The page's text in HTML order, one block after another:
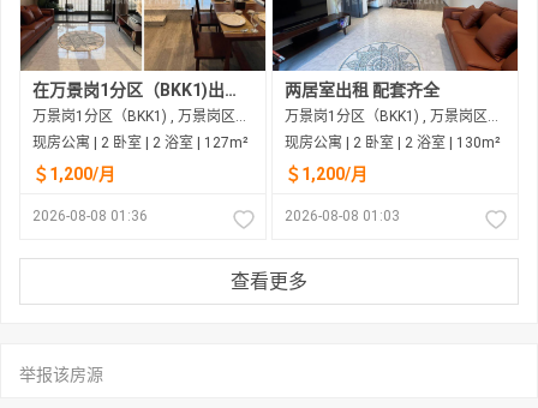
在万景岗1分区（BKK1)出租的现房公寓
万景岗1分区（BKK1) , 万景岗区（BKK) , 金边市
现房公寓 | 2 卧室 | 2 浴室 | 127m²
＄1,200/月
2026-08-08 01:36
两居室出租 配套齐全
万景岗1分区（BKK1) , 万景岗区（BKK) , 金边市
现房公寓 | 2 卧室 | 2 浴室 | 130m²
＄1,200/月
2026-08-08 01:03
查看更多
举报该房源